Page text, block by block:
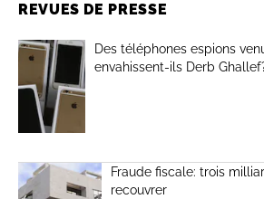
REVUES DE PRESSE
Des téléphones espions
envahissent-ils Derb
Fraude fiscale: trois
recouvrer